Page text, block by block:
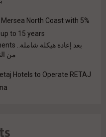
North Coast with 5%
to 15 years
من
Hotels to Operate RETAJ